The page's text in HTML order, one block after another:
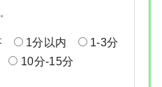
1分以内
1-3分
10分-15分